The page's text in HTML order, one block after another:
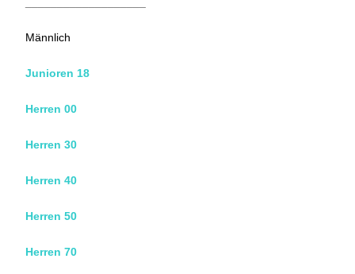
Männlich
Junioren 18
Herren 00
Herren 30
Herren 40
Herren 50
Herren 70